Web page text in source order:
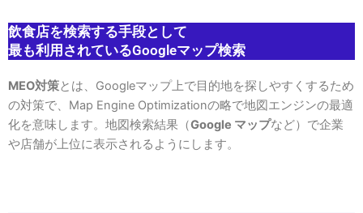
飲食店を検索する手段として
最も利用されているGoogleマップ検索
MEO対策とは、Googleマップ上で目的地を探しやすくするため
の対策で、Map Engine Optimizationの略で地図エンジンの最適
化を意味します。地図検索結果（Google マップなど）で企業
や店舗が上位に表示されるようにします。